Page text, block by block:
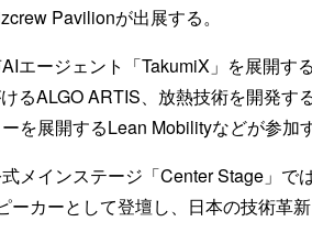
Pavilionが出展する。
エージェント「TakumiX」を展開す
るALGO ARTIS、放熱技術を開発す
を展開するLean Mobilityなどが参加す
メインステージ「Center Stage」で
カーとして登壇し、日本の技術革新